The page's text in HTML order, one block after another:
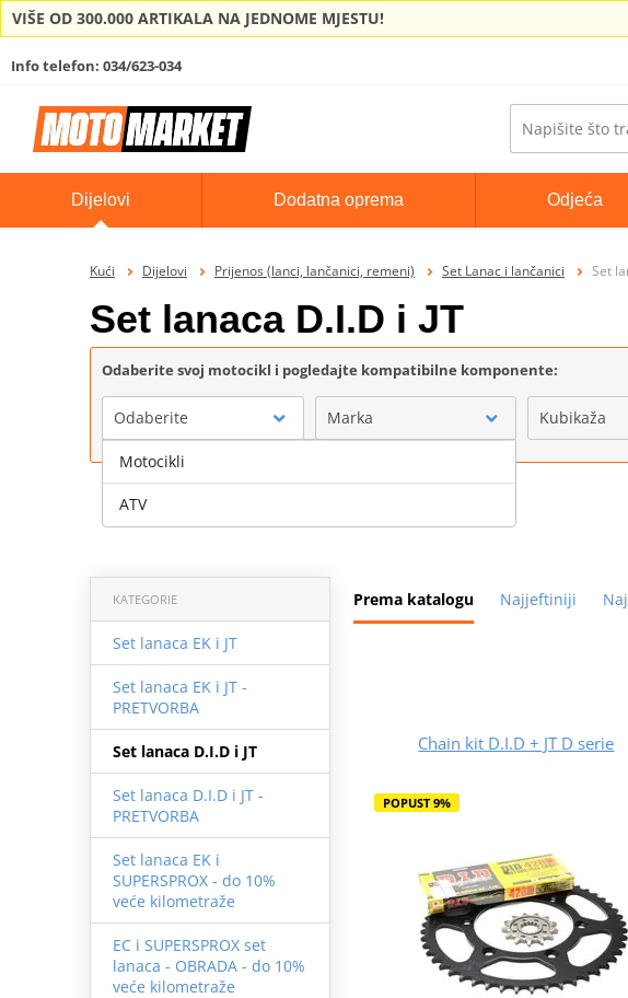
VIŠE OD 300.000 ARTIKALA NA JEDNOME MJESTU!
Info telefon: 034/623-034
Dijelovi Dodatna oprema Odjeća
Kući Dijelovi Prijenos (lanci, lančanici, remeni) Set Lanac i lančanici Set
Set lanaca D.I.D i JT
Odaberite svoj motocikl i pogledajte kompatibilne komponente:
Odaberite Marka Kubikaža
Prema katalogu Najjeftiniji
KATEGORIE
Set lanaca EK i JT
Set lanaca EK i JT -
PRETVORBA
Set lanaca D.I.D i JT
Set lanaca D.I.D i JT -
PRETVORBA
Set lanaca EK i
SUPERSPROX - do 10%
veće kilometraže
EC i SUPERSPROX set
lanaca - OBRADA - do 10%
veće kilometraže
Chain kit D.I.D + JT D serie
POPUST 9%
Motocikli
ATV